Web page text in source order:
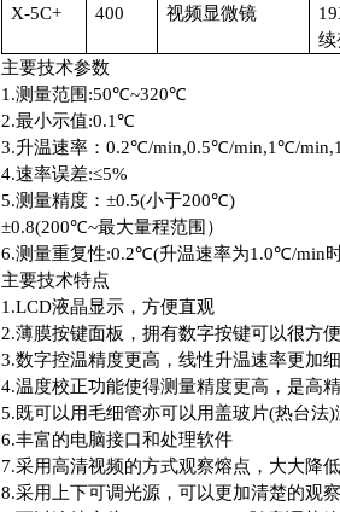
X-5C+
400 视频显微镜
续
主要技术参数
1.测量范围 :50℃~320℃
2.最小示值:0.1℃
3.升温速率： 0.2℃/min,0.5℃/min,1℃/
4.速率误差:≤5%
5.测量精度：±0.5(小于200℃)
±0.8(200℃~最大量程范围）
6.测量重复性:0.2℃(升温速率为1.0℃/min
主要技术特点
1.LCD液晶显示，方便直观
2.薄膜按键面板，拥有数字按键可以很方
3.数字控温精度更高，线性升温速率更加
4.温度校正功能使得测量精度更高，是高
5.既可以用毛细管亦可以用盖玻片(热台法)
6.丰富的电脑接口和处理软件
7.采用高清视频的方式观察熔点，大大降
8.采用上下可调光源，可以更加清楚的观